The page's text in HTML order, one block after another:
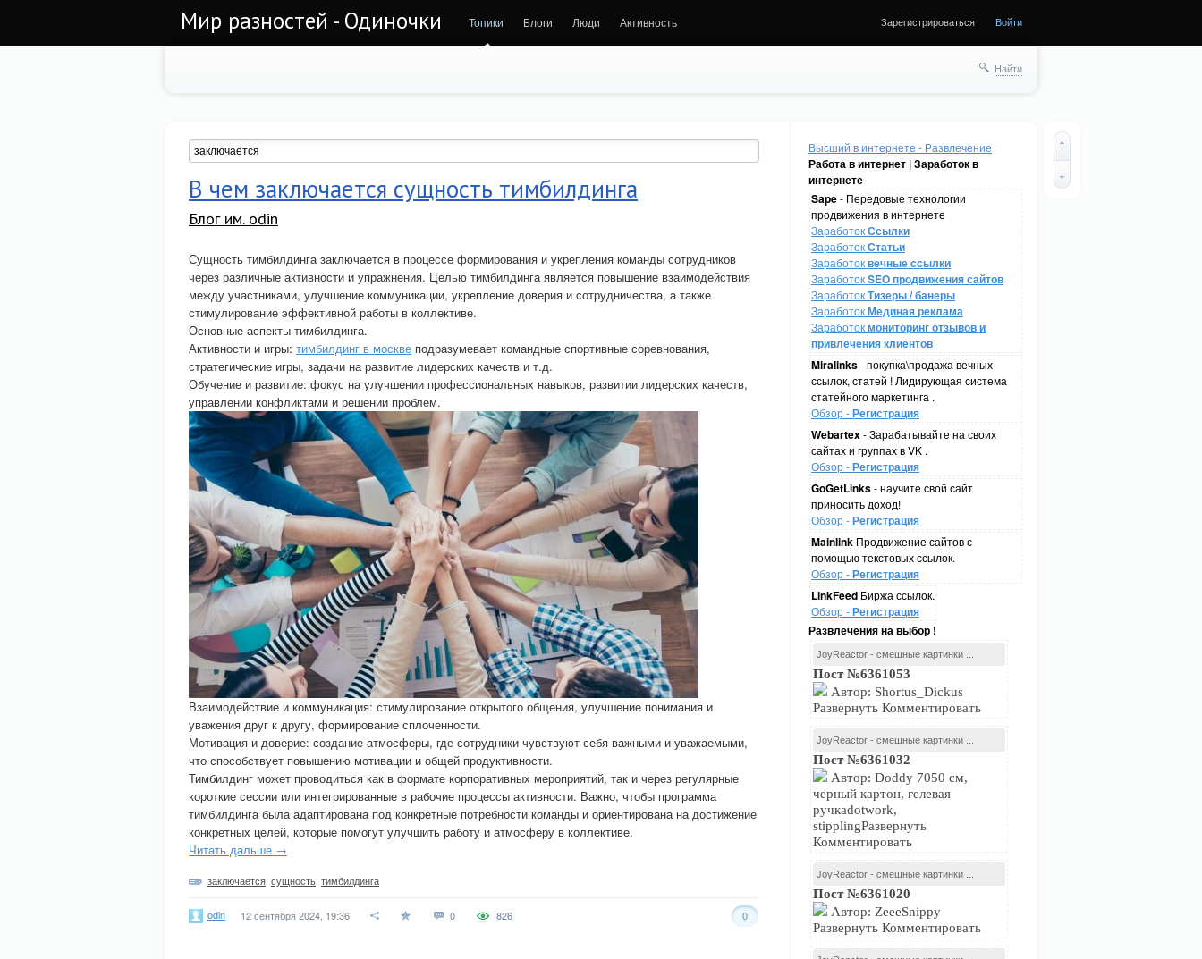
Мир разностей - Одиночки Топики Блоги Люди Активность Зарегистрироваться Войти
Найти
Высший в интернете - Развлечение
Работа в интернет | Заработок в
интернете
Sape- Передовые технологии
продвижения в интернете
ЗаработокСсылки
ЗаработокСтатьи
Заработоквечные ссылки
ЗаработокSEO продвижения сайтов
ЗаработокТизеры / банеры
ЗаработокМединая реклама
Заработокмониторинг отзывов и
привлечения клиентов
Miralinks- покупка\продажа вечных
ссылок, статей ! Лидирующая система
статейного маркетинга .
Обзор -Регистрация
Webartex- Зарабатывайте на своих
сайтах и группах в VK .
Обзор -Регистрация
GoGetLinks- научите свой сайт
приносить доход!
Обзор -Регистрация
Mainlink Продвижение сайтов с
помощью текстовых ссылок.
Обзор -Регистрация
LinkFeed Биржа ссылок.
Обзор -Регистрация
Развлечения на выбор !
JoyReactor - смешные картинки ...
Пост №6361053
Автор: Shortus_Dickus
Развернуть Комментировать
JoyReactor - смешные картинки ...
Пост №6361032
Автор: Doddy 7050 см,
черный картон, гелевая
ручкаdotwork,
stipplingРазвернуть
Комментировать
JoyReactor - смешные картинки ...
Пост №6361020
Автор: ZeeeSnippy
Развернуть Комментировать
В чем заключается сущность тимбилдинга
Блог им. odin
Сущность тимбилдинга заключается в процессе формирования и укрепления команды сотрудников
через различные активности и упражнения. Целью тимбилдинга является повышение взаимодействия
между участниками, улучшение коммуникации, укрепление доверия и сотрудничества, а также
стимулирование эффективной работы в коллективе.
Основные аспекты тимбилдинга.
Активности и игры: тимбилдинг в москве подразумевает командные спортивные соревнования,
стратегические игры, задачи на развитие лидерских качеств и т.д.
Обучение и развитие: фокус на улучшении профессиональных навыков, развитии лидерских качеств,
управлении конфликтами и решении проблем.
Взаимодействие и коммуникация: стимулирование открытого общения, улучшение понимания и
уважения друг к другу, формирование сплоченности.
Мотивация и доверие: создание атмосферы, где сотрудники чувствуют себя важными и уважаемыми,
что способствует повышению мотивации и общей продуктивности.
Тимбилдинг может проводиться как в формате корпоративных мероприятий, так и через регулярные
короткие сессии или интегрированные в рабочие процессы активности. Важно, чтобы программа
тимбилдинга была адаптирована под конкретные потребности команды и ориентирована на достижение
конкретных целей, которые помогут улучшить работу и атмосферу в коллективе.
Читать дальше →
заключается сущность тимбилдинга
odin 12 сентября 2024, 19:36 0 0
826